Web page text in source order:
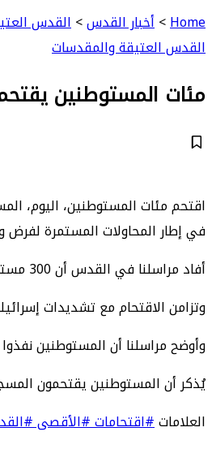
Home
>أخبار القدس>القدس
القدس العتيقة والمقدسات
مئات المستوطنين
اقتحم مئات المستوطنين، اليوم،
في إطار المحاولات المستمرة
أفاد مراسلنا في القدس أن 300 مستوطن اقتحموا باحات المسجد الأقصى المبارك من جهة باب المغاربة، تحت حماية مشددة من قوات الاحتلال الإسرائيلي.
وتزامن الاقتحام مع تشديدات
وأوضح مراسلنا أن المستوطنين
يُذكر أن المستوطنين يقتحمون
العلامات#اقتحامات#الأقصى